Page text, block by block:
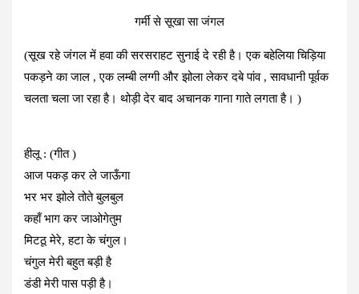
गर्मी से सूखा सा जंगल
(सूख रहे जंगल में हवा की सरसराहट सुनाई दे रही है। एक बहेलिया चिड़िया
पकड़ने का जाल , एक लम्बी लग्गी और झोला लेकर दबे पांव , सावधानी पूर्वक
चलता चला जा रहा है। थोड़ी देर बाद अचानक गाना गाते लगता है। )
हीलू : (गीत )
आज पकड़ कर ले जाऊँगा
भर भर झोले तोते बुलबुल
कहाँ भाग कर जाओगेतुम
मिटठू मेरे, हटा के चंगुल।
चंगुल मेरी बहुत बड़ी है
डंडी मेरी पास पड़ी है।